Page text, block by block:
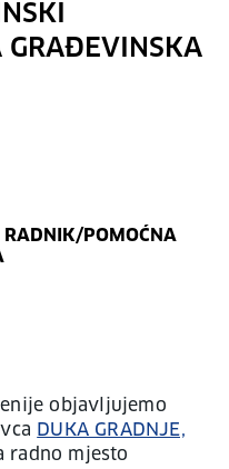
GRAĐEVINSKA
RADNIK/POMOĆNA
objavljujemo
DUKA GRADNJE,
radno mjesto